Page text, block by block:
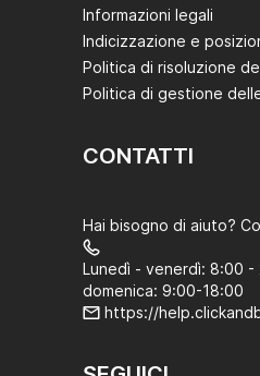
Informazioni legali
Indicizzazione e
Politica di risoluzione
Politica di gestione
CONTATTI
Hai bisogno di aiuto?
Lunedì - venerdì: 8:00 -
domenica: 9:00-18:00
https://